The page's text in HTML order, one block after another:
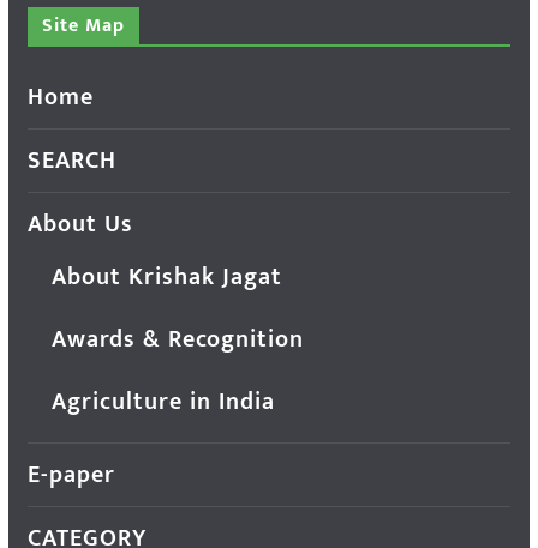
Site Map
Home
SEARCH
About Us
About Krishak Jagat
Awards & Recognition
Agriculture in India
E-paper
CATEGORY